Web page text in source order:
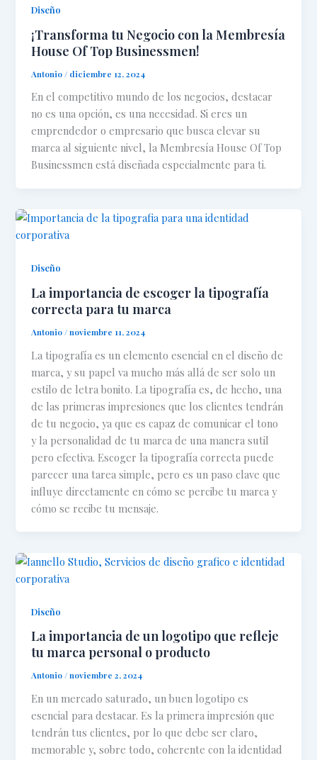
Diseño
¡Transforma tu Negocio con la Membresía
House Of Top Businessmen!
Antonio / diciembre 12, 2024
En el competitivo mundo de los negocios, destacar
no es una opción, es una necesidad. Si eres un
emprendedor o empresario que busca elevar su
marca al siguiente nivel, la Membresía House Of Top
Businessmen está diseñada especialmente para ti.
Diseño
La importancia de escoger la tipografía
correcta para tu marca
Antonio /noviembre 11, 2024
La tipografía es un elemento esencial en el diseño de
marca, y su papel va mucho más allá de ser solo un
estilo de letra bonito. La tipografía es, de hecho, una
de las primeras impresiones que los clientes tendrán
de tu negocio, ya que es capaz de comunicar el tono
y la personalidad de tu marca de una manera sutil
pero efectiva. Escoger la tipografía correcta puede
parecer una tarea simple, pero es un paso clave que
influye directamente en cómo se percibe tu marca y
cómo se recibe tu mensaje.
Diseño
La importancia de un logotipo que refleje
tu marca personal o producto
Antonio /noviembre 2, 2024
En un mercado saturado, un buen logotipo es
esencial para destacar. Es la primera impresión que
tendrán tus clientes, por lo que debe ser claro,
memorable y, sobre todo, coherente con la identidad